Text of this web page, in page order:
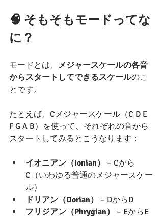
🧠 そもそもモードってな
に？
モードとは、 メジャースケールの各音
からスタートしてできるスケールのこ
とです。
たとえば、Cメジャースケール（C D E
F G A B）を使って、それぞれの音から
スタートしてみるとこうなります：
イオニアン（Ionian）
– Cから
C（いわゆる普通のメジャースケー
ル）
ドリアン（Dorian）
– DからD
フリジアン（Phrygian）
– EからE